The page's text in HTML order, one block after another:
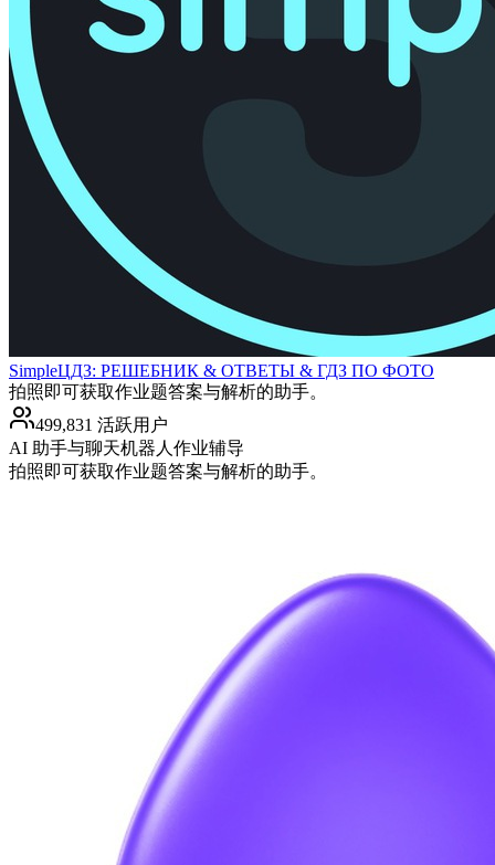
SimpleЦДЗ: РЕШЕБНИК & ОТВЕТЫ & ГДЗ ПО ФОТО
拍照即可获取作业题答案与解析的助手。
499,831 活跃用户
AI 助手与聊天机器人 作业辅导
拍照即可获取作业题答案与解析的助手。